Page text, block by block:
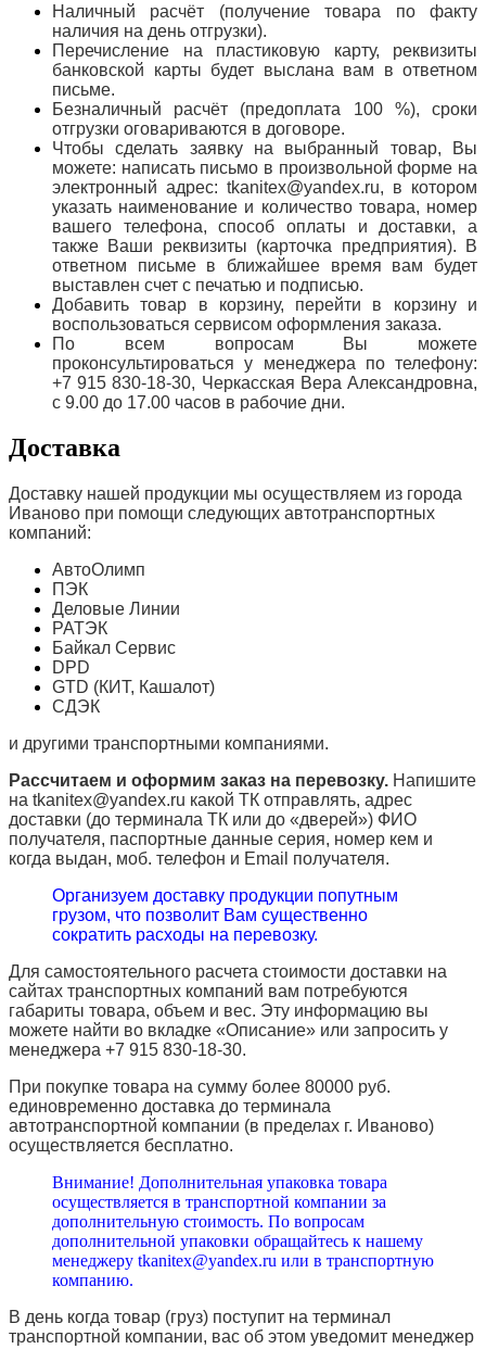
Наличный расчёт (получение товара по факту
наличия на день отгрузки).
Перечисление на пластиковую карту, реквизиты
банковской карты будет выслана вам в ответном
письме.
Безналичный расчёт (предоплата 100 %), сроки
отгрузки оговариваются в договоре.
Чтобы сделать заявку на выбранный товар, Вы
можете: написать письмо в произвольной форме на
электронный адрес: tkanitex@yandex.ru, в котором
указать наименование и количество товара, номер
вашего телефона, способ оплаты и доставки, а
также Ваши реквизиты (карточка предприятия). В
ответном письме в ближайшее время вам будет
выставлен счет с печатью и подписью.
Добавить товар в корзину, перейти в корзину и
воспользоваться сервисом оформления заказа.
По всем вопросам Вы можете
проконсультироваться у менеджера по телефону:
+7 915 830-18-30, Черкасская Вера Александровна,
с 9.00 до 17.00 часов в рабочие дни.
Доставка
Доставку нашей продукции мы осуществляем из города
Иваново при помощи следующих автотранспортных
компаний:
АвтоОлимп
ПЭК
Деловые Линии
РАТЭК
Байкал Сервис
DPD
GTD (КИТ, Кашалот)
СДЭК
и другими транспортными компаниями.
Рассчитаем и оформим заказ на перевозку. Напишите
на tkanitex@yandex.ru какой ТК отправлять, адрес
доставки (до терминала ТК или до «дверей») ФИО
получателя, паспортные данные серия, номер кем и
когда выдан, моб. телефон и Email получателя.
Организуем доставку продукции попутным
грузом, что позволит Вам существенно
сократить расходы на перевозку.
Для самостоятельного расчета стоимости доставки на
сайтах транспортных компаний вам потребуются
габариты товара, объем и вес. Эту информацию вы
можете найти во вкладке «Описание» или запросить у
менеджера +7 915 830-18-30.
При покупке товара на сумму более 80000 руб.
единовременно доставка до терминала
автотранспортной компании (в пределах г. Иваново)
осуществляется бесплатно.
Внимание! Дополнительная упаковка товара
осуществляется в транспортной компании за
дополнительную стоимость. По вопросам
дополнительной упаковки обращайтесь к нашему
менеджеру tkanitex@yandex.ru или в транспортную
компанию.
В день когда товар (груз) поступит на терминал
транспортной компании, вас об этом уведомит менеджер